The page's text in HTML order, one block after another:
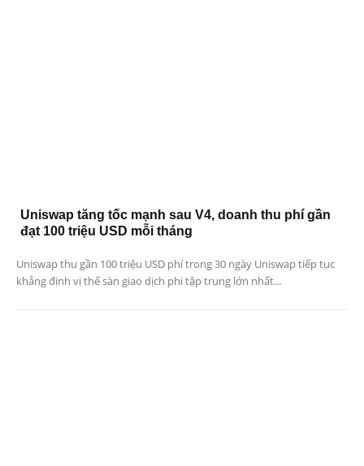
Uniswap tăng tốc mạnh sau V4, doanh thu phí gần
đạt 100 triệu USD mỗi tháng
Uniswap thu gần 100 triệu USD phí trong 30 ngày Uniswap tiếp tục
khẳng định vị thế sàn giao dịch phi tập trung lớn nhất...